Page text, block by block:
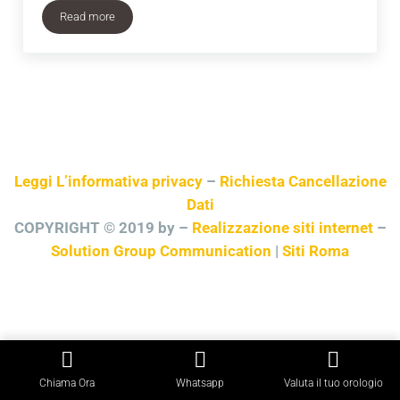
Read moreCompro Rolex Bonate Sopra
Leggi L’informativa privacy– Richiesta Cancellazione
Dati
COPYRIGHT © 2019 by – Realizzazione siti internet–
Solution Group Communication | Siti Roma
Chiama Ora Whatsapp Valuta il tuo orologio